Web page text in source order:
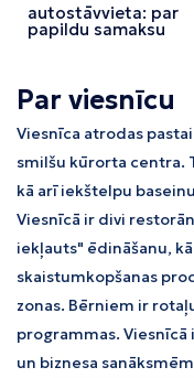
autostāvvieta: par
papildu samaksu
Par viesnīcu
Viesnīca atrodas
smilšu kūrorta centra.
kā arī iekštelpu
Viesnīcā ir divi
iekļauts" ēdināšanu,
skaistumkopšanas
zonas. Bērniem ir
programmas.
un biznesa